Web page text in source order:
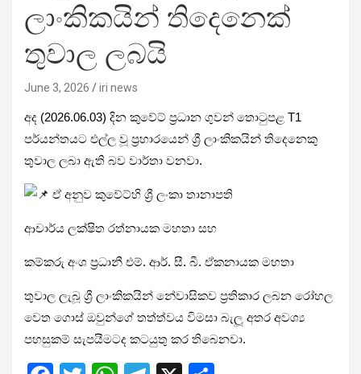
ලාංකිකයින් තිදෙනෙක්
තුවාල ලබයි
June 3, 2026 iri news
අද (2026.06.03) දින කුවේට් ප්‍රධාන ගුවන් තොටුපළ T1
පර්යන්තයට එල්ල වූ ප්‍රහාරයෙන් ශ්‍රී ලාංකිකයින් තිදෙනෙකු
තුවාල ලබා ඇති බව වාර්තා වනවා.
ඒ අනුව කුවේට්හි ශ්‍රී ලංකා තානාපති
ආචාර්ය ලක්ෂිත රත්නායක මහතා සහ
කම්කරු අංශ ප්‍රධානී එම්. ආර්. සී. බී. ඒකනායක මහතා
තුවාල ලැබූ ශ්‍රී ලාංකිකයින් නේවාසිකව ප්‍රතිකාර ලබන රෝහල
වෙත ගොස් ඔවුන්ගේ තත්ත්වය විමසා බැලූ අතර අවශ්‍ය
පහසුකම් සැපයීමටද කටයුතු කර තිබෙනවා.